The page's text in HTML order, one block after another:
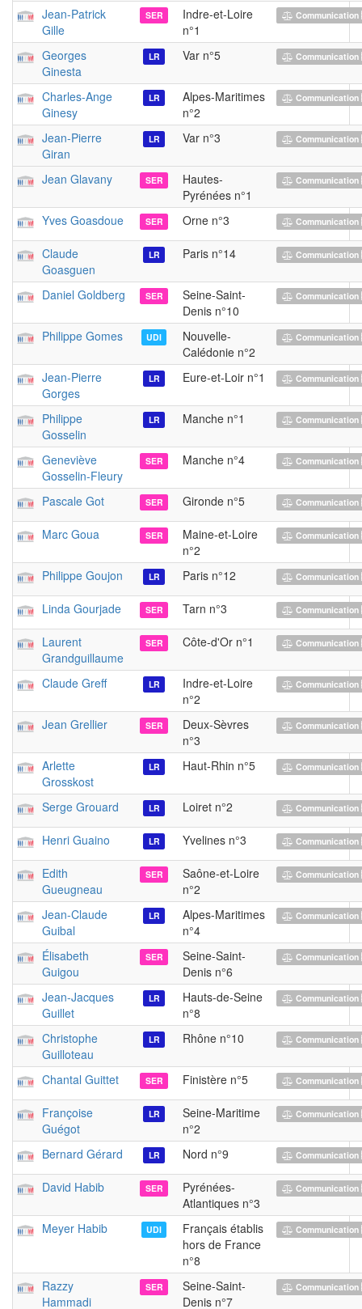
Jean-Patrick
Gille
SER
Indre-et-Loire
n°1
Georges
Ginesta
LR Var n°5
Charles-Ange
Ginesy
LR
Alpes-Maritimes
n°2
Jean-Pierre
Giran
LR Var n°3
Jean Glavany SER
Hautes-
Pyrénées n°1
Yves Goasdoue SER Orne n°3
Claude
Goasguen
LR Paris n°14
Daniel Goldberg SER
Seine-Saint-
Denis n°10
Philippe Gomes UDI
Nouvelle-
Calédonie n°2
Jean-Pierre
Gorges
LR Eure-et-Loir n°1
Philippe
Gosselin
LR Manche n°1
Geneviève
Gosselin-Fleury
SER Manche n°4
Pascale Got SER Gironde n°5
Marc Goua SER
Maine-et-Loire
n°2
Philippe Goujon LR Paris n°12
Linda Gourjade SER Tarn n°3
Laurent
Grandguillaume
SER Côte-d'Or n°1
Claude Greff LR
Indre-et-Loire
n°2
Jean Grellier SER
Deux-Sèvres
n°3
Arlette
Grosskost
LR Haut-Rhin n°5
Serge Grouard LR Loiret n°2
Henri Guaino LR Yvelines n°3
Edith
Gueugneau
SER
Saône-et-Loire
n°2
Jean-Claude
Guibal
LR
Alpes-Maritimes
n°4
Élisabeth
Guigou
SER
Seine-Saint-
Denis n°6
Jean-Jacques
Guillet
LR
Hauts-de-Seine
n°8
Christophe
Guilloteau
LR Rhône n°10
Chantal Guittet SER Finistère n°5
Françoise
Guégot
LR
Seine-Maritime
n°2
Bernard Gérard LR Nord n°9
David Habib SER
Pyrénées-
Atlantiques n°3
Meyer Habib UDI
Français établis
hors de France
n°8
Razzy
Hammadi
SER
Seine-Saint-
Denis n°7